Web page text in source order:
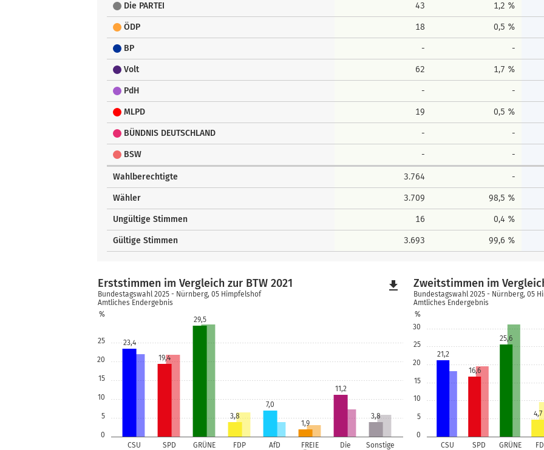
Die PARTEI 43 1,2 %
ÖDP 18 0,5 %
BP - -
Volt 62 1,7 %
PdH - -
MLPD 19 0,5 %
BÜNDNIS DEUTSCHLAND - -
BSW - -
Wahlberechtigte 3.764 -
Wähler 3.709 98,5 %
Ungültige Stimmen 16 0,4 %
Gültige Stimmen 3.693 99,6 %
0
5
10
15
20
25
%
CSU SPD GRÜNE FDP AfD
FREIE
Die
Sonstige
23,4
19,4
29,5
3,8
7,0
1,9
11,2
3,8
Erststimmen im Vergleich zur BTW 2021
Bundestagswahl 2025 - Nürnberg, 05 Himpfelshof
Amtliches Endergebnis
file_download
0
5
10
15
20
25
30
%
CSU SPD GRÜNE
21,2
16,6
25,6
4,7
Zweitstimmen im
Bundestagswahl 2025 - Nürnberg, 05
Amtliches Endergebnis